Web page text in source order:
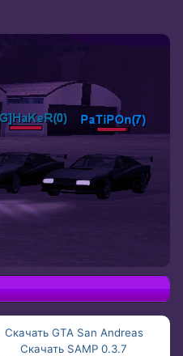
Скачать GTA San Andreas
Скачать SAMP 0.3.7